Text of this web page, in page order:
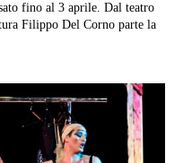
fino al 3 aprile. Dal teatro
Filippo Del Corno parte la